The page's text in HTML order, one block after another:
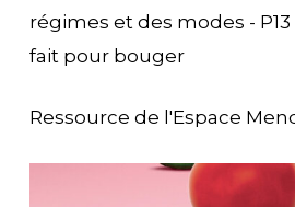
régimes et des modes -
fait pour bouger
Ressource de l'Espace